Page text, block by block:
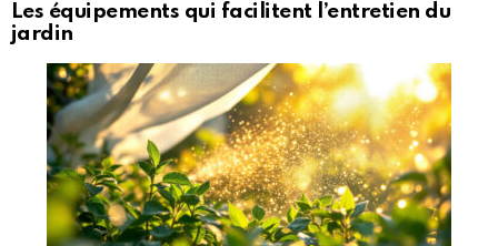
Les équipements qui facilitent l’entretien du
jardin